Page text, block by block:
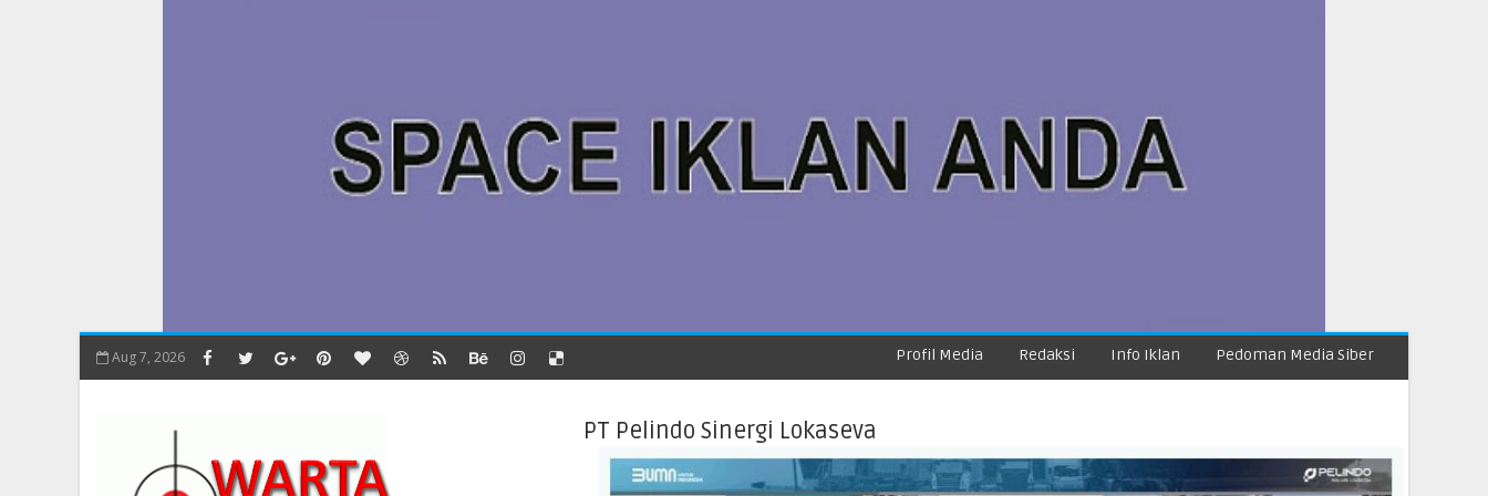
Aug 7, 2026 Profil Media Redaksi Info Iklan Pedoman Media Siber
PT Pelindo Sinergi Lokaseva